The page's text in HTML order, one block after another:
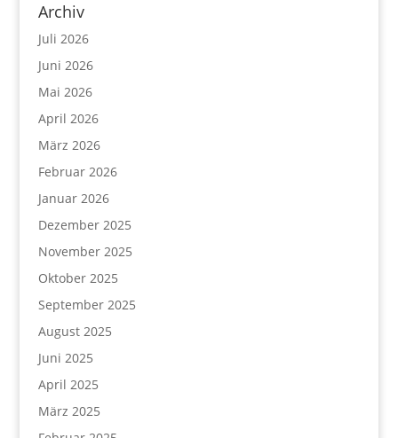
Archiv
Juli 2026
Juni 2026
Mai 2026
April 2026
März 2026
Februar 2026
Januar 2026
Dezember 2025
November 2025
Oktober 2025
September 2025
August 2025
Juni 2025
April 2025
März 2025